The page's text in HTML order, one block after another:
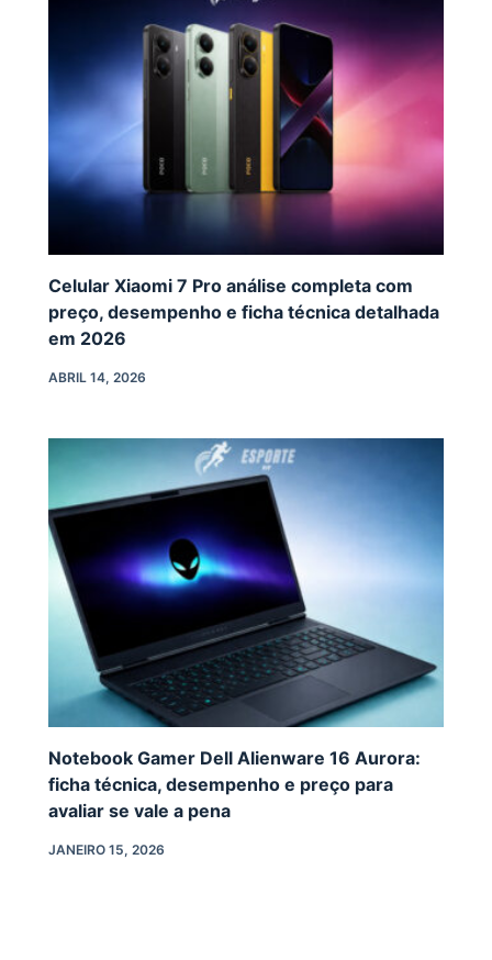
Celular Xiaomi 7 Pro análise completa com
preço, desempenho e ficha técnica detalhada
em 2026
ABRIL 14, 2026
Notebook Gamer Dell Alienware 16 Aurora:
ficha técnica, desempenho e preço para
avaliar se vale a pena
JANEIRO 15, 2026